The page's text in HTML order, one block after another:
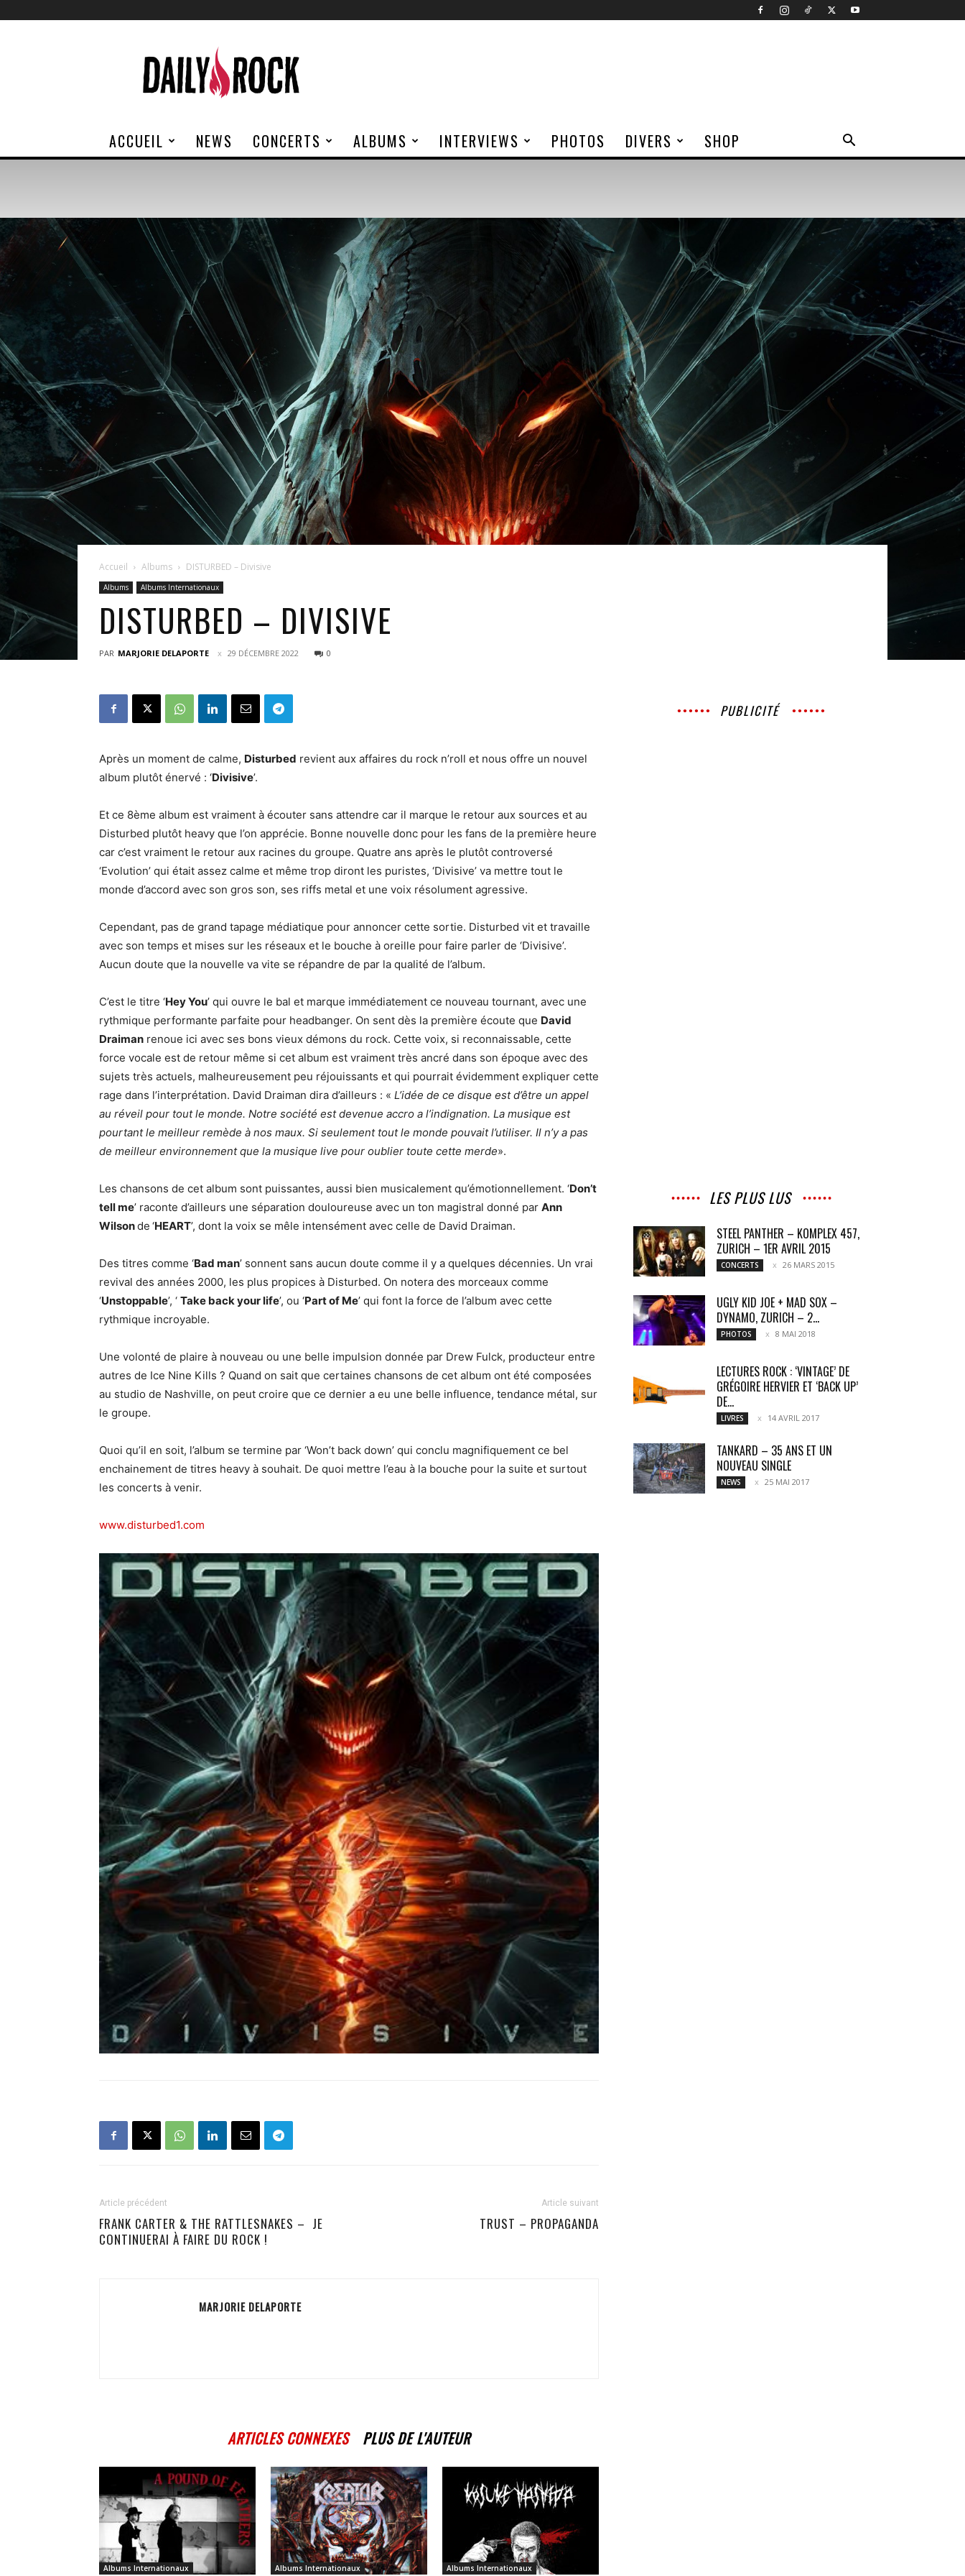
Rock
ACCUEIL NEWS CONCERTS ALBUMS INTERVIEWS PHOTOS DIVERS SHOP
Accueil Albums DISTURBED – Divisive
Albums Albums Internationaux
DISTURBED – DIVISIVE
PAR MARJORIE DELAPORTE 29 DÉCEMBRE 2022 0
Après un moment de calme, Disturbed revient aux affaires du rock n’roll et nous offre un nouvel
album plutôt énervé : ‘Divisive’.
Et ce 8ème album est vraiment à écouter sans attendre car il marque le retour aux sources et au
Disturbed plutôt heavy que l’on apprécie. Bonne nouvelle donc pour les fans de la première heure
car c’est vraiment le retour aux racines du groupe. Quatre ans après le plutôt controversé
‘Evolution’ qui était assez calme et même trop diront les puristes, ‘Divisive’ va mettre tout le
monde d’accord avec son gros son, ses riffs metal et une voix résolument agressive.
Cependant, pas de grand tapage médiatique pour annoncer cette sortie. Disturbed vit et travaille
avec son temps et mises sur les réseaux et le bouche à oreille pour faire parler de ‘Divisive’.
Aucun doute que la nouvelle va vite se répandre de par la qualité de l’album.
C’est le titre ‘Hey You’ qui ouvre le bal et marque immédiatement ce nouveau tournant, avec une
rythmique performante parfaite pour headbanger. On sent dès la première écoute que David
Draiman renoue ici avec ses bons vieux démons du rock. Cette voix, si reconnaissable, cette
force vocale est de retour même si cet album est vraiment très ancré dans son époque avec des
sujets très actuels, malheureusement peu réjouissants et qui pourrait évidemment expliquer cette
rage dans l’interprétation. David Draiman dira d’ailleurs : « L’idée de ce disque est d’être un appel
au réveil pour tout le monde. Notre société est devenue accro a l’indignation. La musique est
pourtant le meilleur remède à nos maux. Si seulement tout le monde pouvait l’utiliser. Il n’y a pas
de meilleur environnement que la musique live pour oublier toute cette merde».
Les chansons de cet album sont puissantes, aussi bien musicalement qu’émotionnellement. ‘Don’t
tell me’ raconte d’ailleurs une séparation douloureuse avec un ton magistral donné par Ann
Wilsonde ‘HEART’, dont la voix se mêle intensément avec celle de David Draiman.
Des titres comme ‘Bad man’ sonnent sans aucun doute comme il y a quelques décennies. Un vrai
revival des années 2000, les plus propices à Disturbed. On notera des morceaux comme
‘Unstoppable’, ‘ Take back your life’, ou ‘Part of Me’ qui font la force de l’album avec cette
rythmique incroyable.
Une volonté de plaire à nouveau ou une belle impulsion donnée par Drew Fulck, producteur entre
autres de Ice Nine Kills ? Quand on sait que certaines chansons de cet album ont été composées
au studio de Nashville, on peut croire que ce dernier a eu une belle influence, tendance métal, sur
le groupe.
Quoi qu’il en soit, l’album se termine par ‘Won’t back down’ qui conclu magnifiquement ce bel
enchainement de titres heavy à souhait. De quoi mettre l’eau à la bouche pour la suite et surtout
les concerts à venir.
www.disturbed1.com
Article précédent
FRANK CARTER & THE RATTLESNAKES – JE
CONTINUERAI À FAIRE DU ROCK !
Article suivant
TRUST – PROPAGANDA
MARJORIE DELAPORTE
ARTICLES CONNEXES PLUS DE L'AUTEUR
Albums Internationaux Albums Internationaux Albums Internationaux
PUBLICITÉ
LES PLUS LUS
STEEL PANTHER – KOMPLEX 457,
ZURICH – 1ER AVRIL 2015
CONCERTS 26 MARS 2015
UGLY KID JOE + MAD SOX –
DYNAMO, ZURICH – 2...
PHOTOS 8 MAI 2018
LECTURES ROCK : ‘VINTAGE’ DE
GRÉGOIRE HERVIER ET ‘BACK UP’
DE...
LIVRES 14 AVRIL 2017
TANKARD – 35 ANS ET UN
NOUVEAU SINGLE
NEWS 25 MAI 2017